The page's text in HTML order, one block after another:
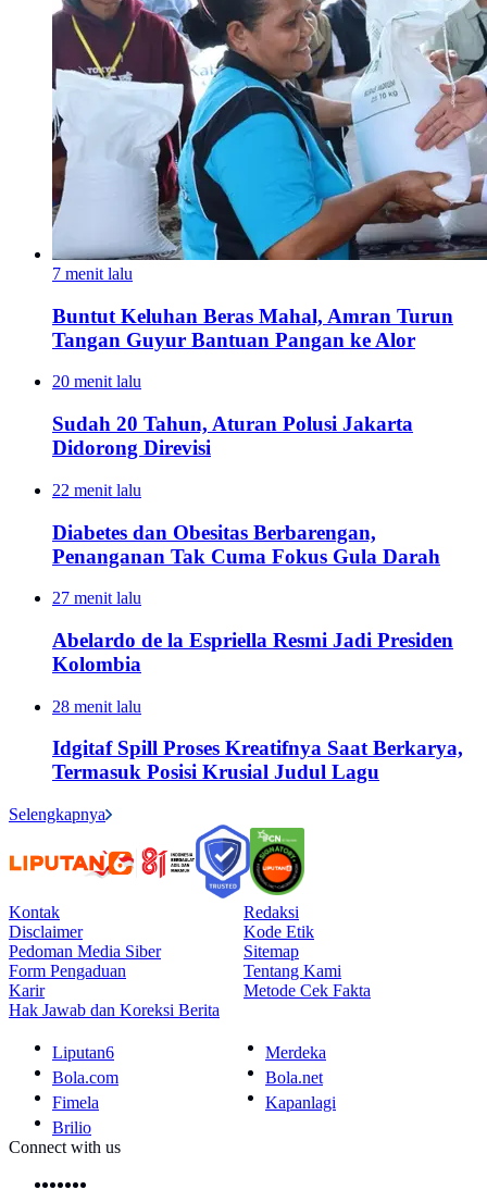
7 menit lalu
Buntut Keluhan Beras Mahal, Amran Turun
Tangan Guyur Bantuan Pangan ke Alor
20 menit lalu
Sudah 20 Tahun, Aturan Polusi Jakarta
Didorong Direvisi
22 menit lalu
Diabetes dan Obesitas Berbarengan,
Penanganan Tak Cuma Fokus Gula Darah
27 menit lalu
Abelardo de la Espriella Resmi Jadi Presiden
Kolombia
28 menit lalu
Idgitaf Spill Proses Kreatifnya Saat Berkarya,
Termasuk Posisi Krusial Judul Lagu
Selengkapnya
Kontak
Redaksi
Disclaimer
Kode Etik
Pedoman Media Siber
Sitemap
Form Pengaduan
Tentang Kami
Karir
Metode Cek Fakta
Hak Jawab dan Koreksi Berita
Liputan6
Merdeka
Bola.com
Bola.net
Fimela
Kapanlagi
Brilio
Connect with us